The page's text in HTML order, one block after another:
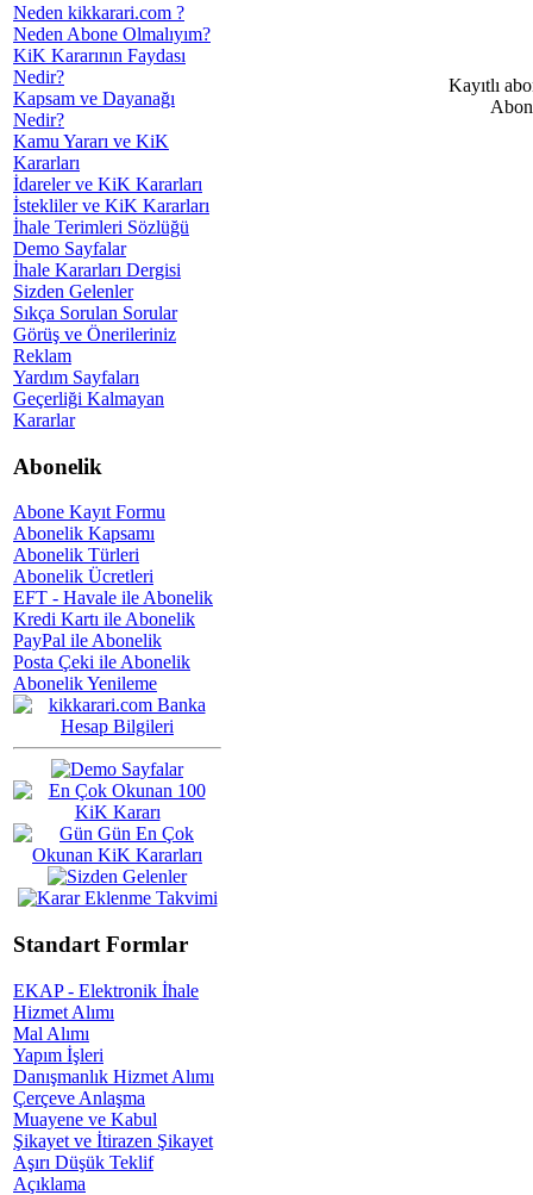
Neden kikkarari.com ?
Neden Abone Olmalıyım?
KiK Kararının Faydası
Nedir?
Kapsam ve Dayanağı
Nedir?
Kamu Yararı ve KiK
Kararları
İdareler ve KiK Kararları
İstekliler ve KiK Kararları
İhale Terimleri Sözlüğü
Demo Sayfalar
İhale Kararları Dergisi
Sizden Gelenler
Sıkça Sorulan Sorular
Görüş ve Önerileriniz
Reklam
Yardım Sayfaları
Geçerliği Kalmayan
Kararlar
Abonelik
Abone Kayıt Formu
Abonelik Kapsamı
Abonelik Türleri
Abonelik Ücretleri
EFT - Havale ile Abonelik
Kredi Kartı ile Abonelik
PayPal ile Abonelik
Posta Çeki ile Abonelik
Abonelik Yenileme
Standart Formlar
EKAP - Elektronik İhale
Hizmet Alımı
Mal Alımı
Yapım İşleri
Danışmanlık Hizmet Alımı
Çerçeve Anlaşma
Muayene ve Kabul
Şikayet ve İtirazen Şikayet
Aşırı Düşük Teklif
Açıklama
Kayıtlı